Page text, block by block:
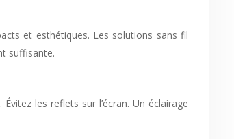
et esthétiques. Les solutions sans fil
suffisante.
les reflets sur l’écran. Un éclairage